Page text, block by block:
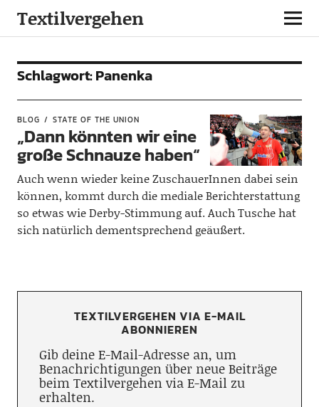
Textilvergehen
Schlagwort:Panenka
BLOG STATE OF THE UNION
„Dann könnten wir eine
große Schnauze haben“
Auch wenn wieder keine ZuschauerInnen dabei sein
können, kommt durch die mediale Berichterstattung
so etwas wie Derby-Stimmung auf. Auch Tusche hat
sich natürlich dementsprechend geäußert.
TEXTILVERGEHEN VIA E-MAIL
ABONNIEREN
Gib deine E-Mail-Adresse an, um
Benachrichtigungen über neue Beiträge
beim Textilvergehen via E-Mail zu
erhalten.